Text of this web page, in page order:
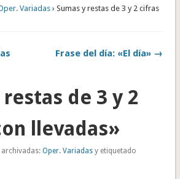
Variadas› Sumas y restas de 3 y 2 cifras
Frase del día: «El día» →
de 3 y 2
llevadas»
Oper. Variadasy etiquetado